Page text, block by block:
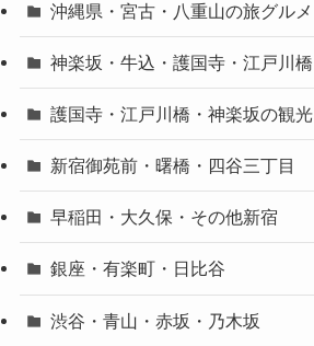
沖縄県・宮古・八重山の旅グルメ
神楽坂・牛込・護国寺・江戸川橋
護国寺・江戸川橋・神楽坂の観光
新宿御苑前・曙橋・四谷三丁目
早稲田・大久保・その他新宿
銀座・有楽町・日比谷
渋谷・青山・赤坂・乃木坂